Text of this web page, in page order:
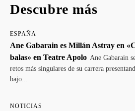
Descubre más
ESPAÑA
Ane Gabarain es Millán Astray en
balas» en Teatre Apolo Ane Gabarain
retos más singulares de su carrera
bajo...
NOTICIAS